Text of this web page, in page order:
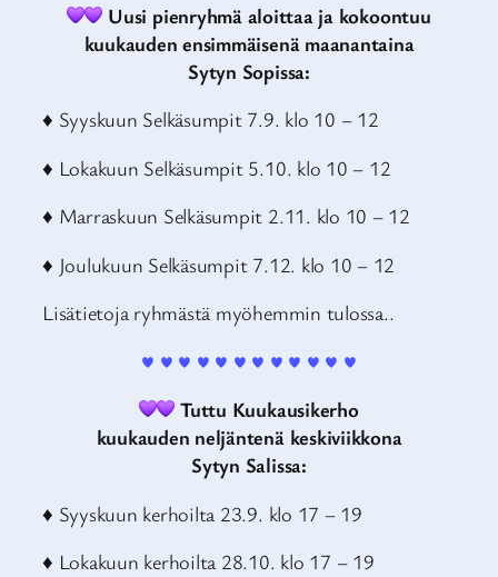
Uusi pienryhmä aloittaa ja kokoontuu
kuukauden ensimmäisenä maanantaina
Sytyn Sopissa:
♦ Syyskuun Selkäsumpit 7.9. klo 10 – 12
♦ Lokakuun Selkäsumpit 5.10. klo 10 – 12
♦ Marraskuun Selkäsumpit 2.11. klo 10 – 12
♦ Joulukuun Selkäsumpit 7.12. klo 10 – 12
Lisätietoja ryhmästä myöhemmin tulossa..
♥ ♥ ♥ ♥ ♥ ♥ ♥ ♥ ♥ ♥ ♥ ♥
Tuttu Kuukausikerho
kuukauden neljäntenä keskiviikkona
Sytyn Salissa:
♦ Syyskuun kerhoilta 23.9. klo 17 – 19
♦ Lokakuun kerhoilta 28.10. klo 17 – 19